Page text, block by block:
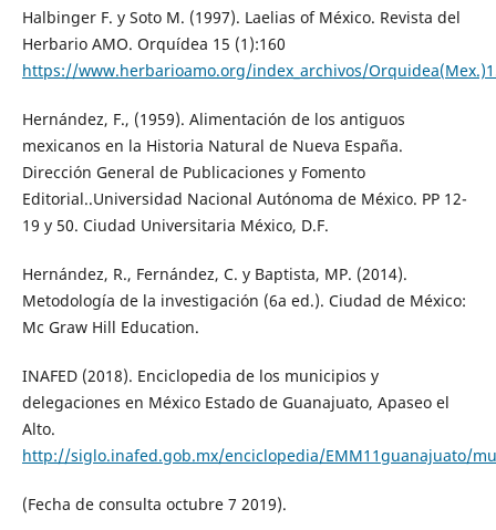
Halbinger F. y Soto M. (1997). Laelias of México. Revista del
Herbario AMO. Orquídea 15 (1):160
https://www.herbarioamo.org/index_archivos/
Hernández, F., (1959). Alimentación de los antiguos
mexicanos en la Historia Natural de Nueva España.
Dirección General de Publicaciones y Fomento
Editorial..Universidad Nacional Autónoma de México. PP 12-
19 y 50. Ciudad Universitaria México, D.F.
Hernández, R., Fernández, C. y Baptista, MP. (2014).
Metodología de la investigación (6a ed.). Ciudad de México:
Mc Graw Hill Education.
INAFED (2018). Enciclopedia de los municipios y
delegaciones en México Estado de Guanajuato, Apaseo el
Alto.
http://siglo.inafed.gob.mx/enciclopedia/EMM11guanajuato/
(Fecha de consulta octubre 7 2019).